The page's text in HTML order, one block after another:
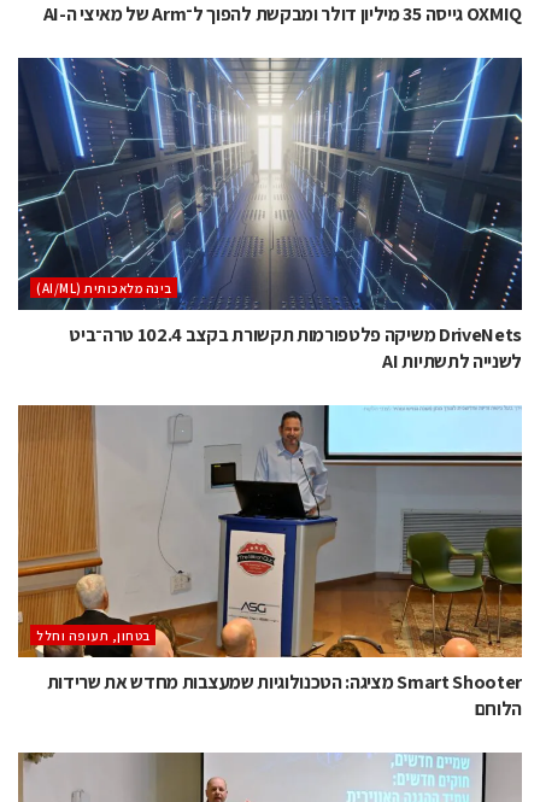
OXMIQ גייסה 35 מיליון דולר ומבקשת להפוך ל־Arm של מאיצי ה-AI
בינה מלאכותית (AI/ML)
DriveNets משיקה פלטפורמות תקשורת בקצב 102.4 טרה־ביט
לשנייה לתשתיות AI
בטחון, תעופה וחלל
Smart Shooter מציגה: הטכנולוגיות שמעצבות מחדש את שרידות
הלוחם